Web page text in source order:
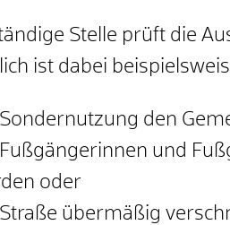
Stelle prüft die
ist dabei
den
und
oder
übermäßig